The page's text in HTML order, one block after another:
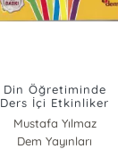
Din Öğretiminde
Ders İçi Etkinliker
Mustafa Yılmaz
Dem Yayınları